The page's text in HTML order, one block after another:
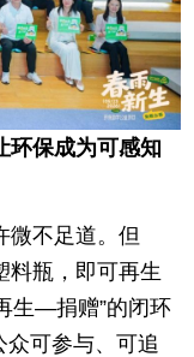
环保成为可感知
微不足道。但
料瓶，即可再生
生—捐赠”的闭环
众可参与、可追